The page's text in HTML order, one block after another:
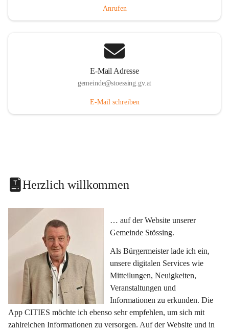
Anrufen
E-Mail Adresse
gemeinde@stoessing.gv.at
E-Mail schreiben
Herzlich willkommen
… auf der Website unserer
Gemeinde Stössing.
Als Bürgermeister lade ich ein,
unsere digitalen Services wie
Mitteilungen, Neuigkeiten,
Veranstaltungen und
Informationen zu erkunden. Die
App CITIES möchte ich ebenso sehr empfehlen, um sich mit
zahlreichen Informationen zu versorgen. Auf der Website und in